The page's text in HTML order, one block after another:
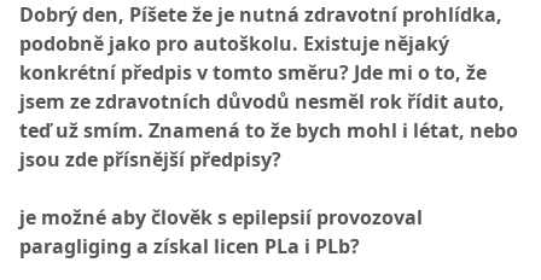
Dobrý den, Píšete že je nutná zdravotní prohlídka,
podobně jako pro autoškolu. Existuje nějaký
konkrétní předpis v tomto směru? Jde mi o to, že
jsem ze zdravotních důvodů nesměl rok řídit auto,
teď už smím. Znamená to že bych mohl i létat, nebo
jsou zde přísnější předpisy?
je možné aby člověk s epilepsií provozoval
paragliging a získal licen PLa i PLb?